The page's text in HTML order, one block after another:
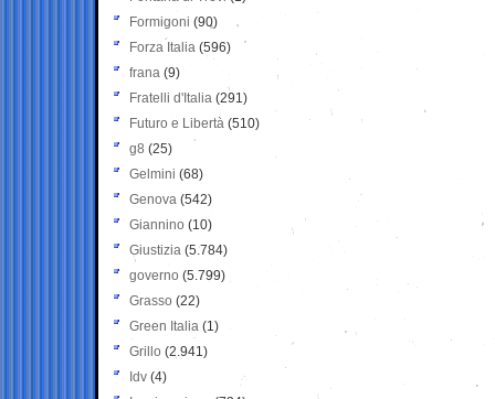
Formigoni (90)
Forza Italia (596)
frana (9)
Fratelli d'Italia (291)
Futuro e Libertà (510)
g8 (25)
Gelmini (68)
Genova (542)
Giannino (10)
Giustizia (5.784)
governo (5.799)
Grasso (22)
Green Italia (1)
Grillo (2.941)
Idv (4)